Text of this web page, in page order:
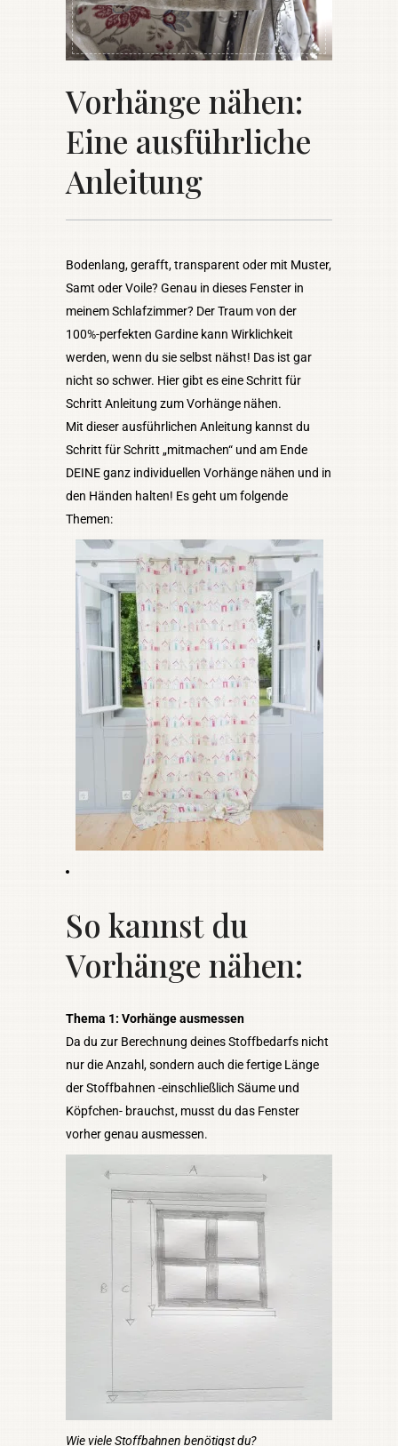
Vorhänge nähen:
Eine ausführliche
Anleitung
Bodenlang, gerafft, transparent oder mit Muster,
Samt oder Voile? Genau in dieses Fenster in
meinem Schlafzimmer? Der Traum von der
100%-perfekten Gardine kann Wirklichkeit
werden, wenn du sie selbst nähst! Das ist gar
nicht so schwer. Hier gibt es eine Schritt für
Schritt Anleitung zum Vorhänge nähen.
Mit dieser ausführlichen Anleitung kannst du
Schritt für Schritt „mitmachen“ und am Ende
DEINE ganz individuellen Vorhänge nähen und in
den Händen halten! Es geht um folgende
Themen:
So kannst du
Vorhänge nähen:
Thema 1: Vorhänge ausmessen
Da du zur Berechnung deines Stoffbedarfs nicht
nur die Anzahl, sondern auch die fertige Länge
der Stoffbahnen -einschließlich Säume und
Köpfchen- brauchst, musst du das Fenster
vorher genau ausmessen.
Wie viele Stoffbahnen benötigst du?